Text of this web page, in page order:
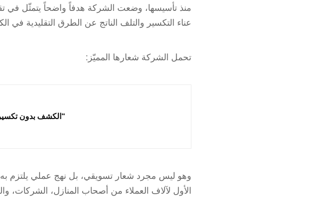
منذ تأسيسها، وضعت الشركة هدفاً واضحاً يتمثّل في
عناء التكسير والتلف الناتج عن الطرق التقليدية في
تحمل الشركة شعارها المميّز:
“الكشف بدون
وهو ليس مجرد شعار تسويقي، بل نهج عملي يلتزم به
الأول لآلاف العملاء من أصحاب المنازل،